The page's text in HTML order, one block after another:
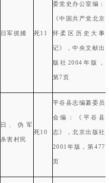
日军抓捕 死11
委党史办公室编：
《中国共产党北京
怀柔区历史大事
记》，中央文献出
版社 2004 年版，
第7页
日、伪军
杀害村民
死10
平谷县志编纂委员
会编：《平谷县
志》，北京出版社
2001 年版，第477
页